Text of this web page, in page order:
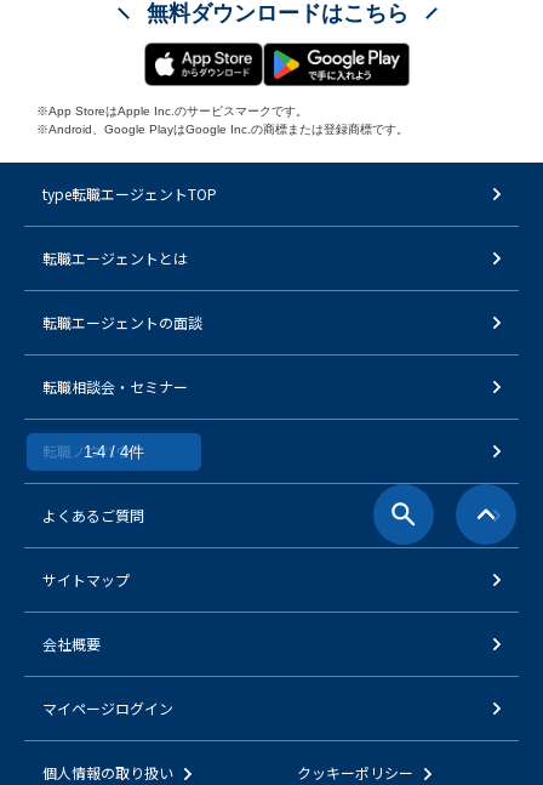
1-4 / 4件
無料ダウンロードはこちら
※App StoreはApple Inc.のサービスマークです。
※Android、Google PlayはGoogle Inc.の商標または登録商標です。
type転職エージェントTOP
転職エージェントとは
転職エージェントの面談
転職相談会・セミナー
転職ノウハウ
よくあるご質問
サイトマップ
会社概要
マイページログイン
個人情報の取り扱い クッキーポリシー